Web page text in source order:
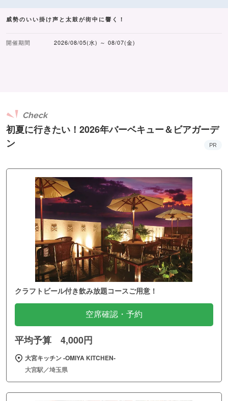
威勢のいい掛け声と太鼓が街中に響く！
開催期間 2026/08/05(水) ～ 08/07(金)
初夏に行きたい！2026年バーベキュー＆ビアガーデ
ン
Check
PR
クラフトビール付き飲み放題コースご用意！
空席確認・予約
平均予算 4,000円
大宮キッチン ‐OMIYA KITCHEN‐
大宮駅／埼玉県